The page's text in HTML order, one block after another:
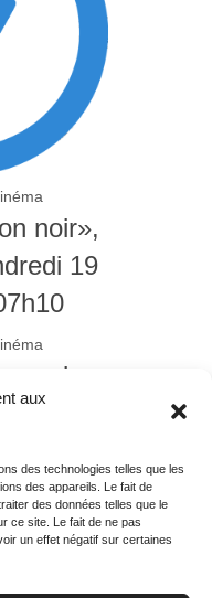
aux
des technologies telles que les
des appareils. Le fait de
des données telles que le
ce site. Le fait de ne pas
un effet négatif sur certaines
noir»,
19
noir»,
18